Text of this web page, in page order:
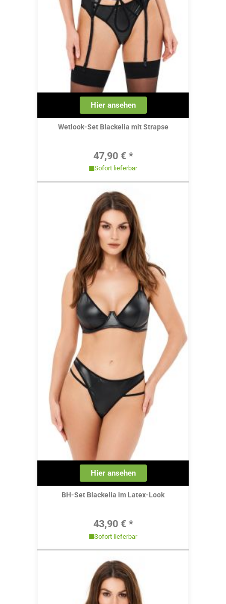
Hier ansehen
Wetlook-Set Blackelia mit Strapse
Regulärer Preis:
47,90 € *
Sofort lieferbar
Hier ansehen
BH-Set Blackelia im Latex-Look
Regulärer Preis:
43,90 € *
Sofort lieferbar